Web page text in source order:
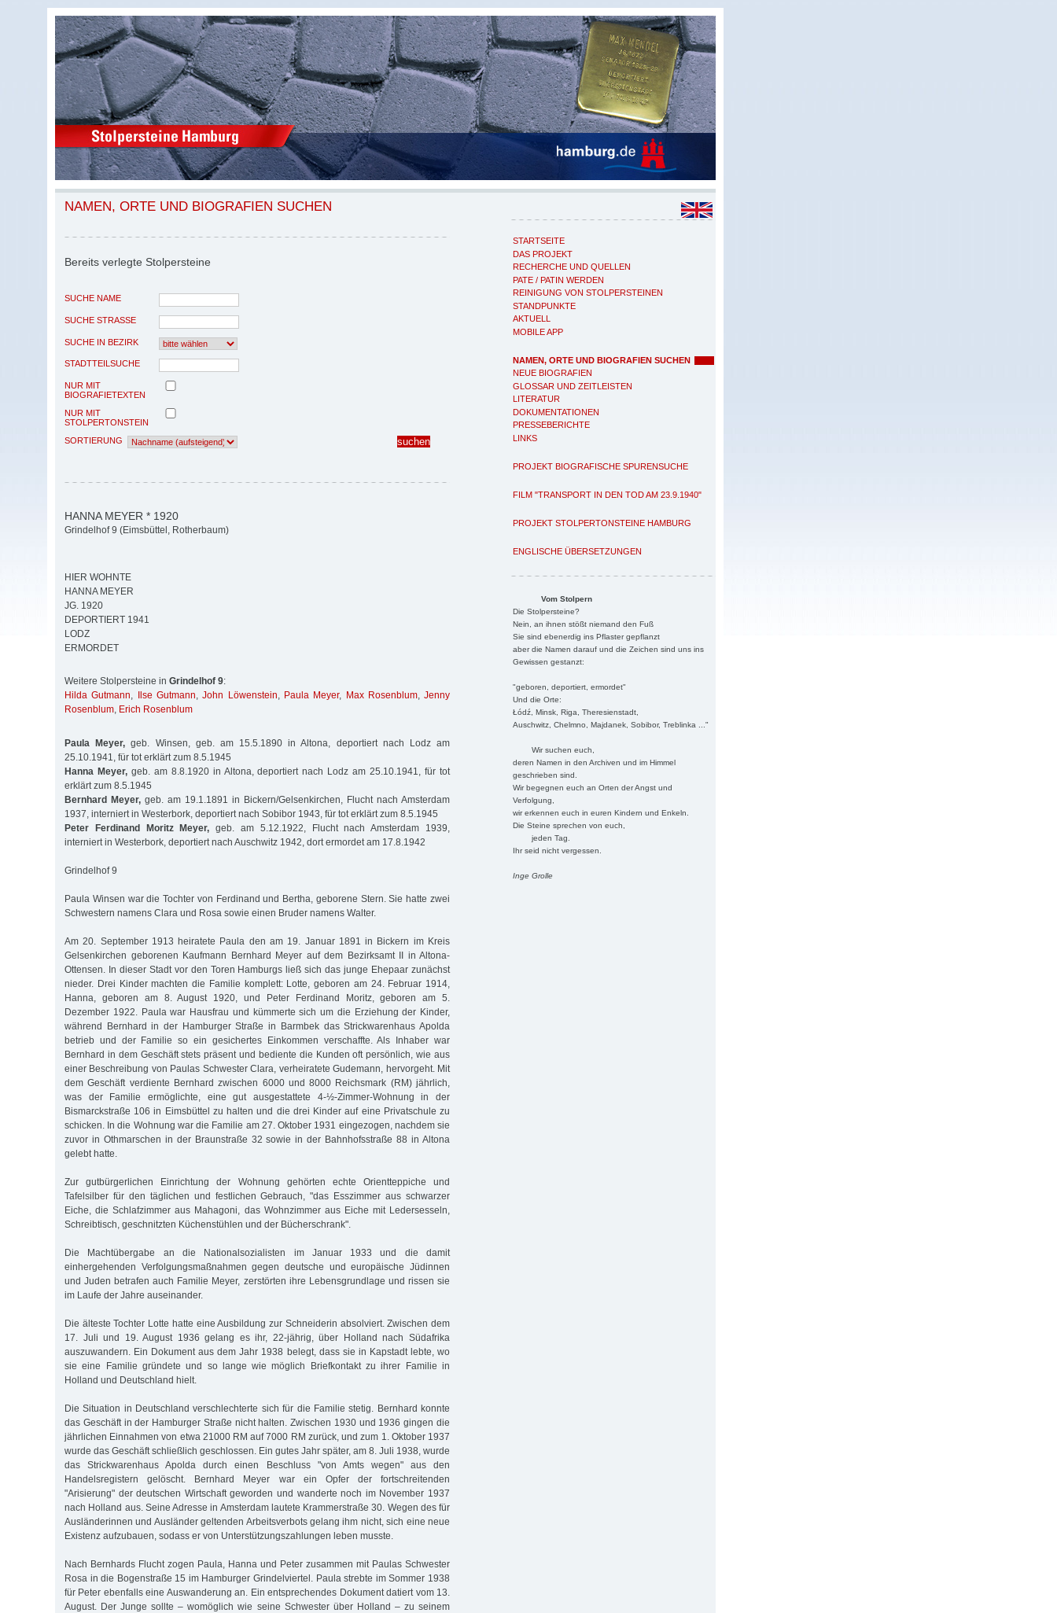
STARTSEITE
DAS PROJEKT
RECHERCHE UND QUELLEN
PATE / PATIN WERDEN
REINIGUNG VON STOLPERSTEINEN
STANDPUNKTE
AKTUELL
MOBILE APP
NAMEN, ORTE UND BIOGRAFIEN SUCHEN
NEUE BIOGRAFIEN
GLOSSAR UND ZEITLEISTEN
LITERATUR
DOKUMENTATIONEN
PRESSEBERICHTE
LINKS
PROJEKT BIOGRAFISCHE SPURENSUCHE
FILM "TRANSPORT IN DEN TOD AM 23.9.1940"
PROJEKT STOLPERTONSTEINE HAMBURG
ENGLISCHE ÜBERSETZUNGEN
Vom Stolpern
Die Stolpersteine?
Nein, an ihnen stößt niemand den Fuß
Sie sind ebenerdig ins Pflaster gepflanzt
aber die Namen darauf und die Zeichen sind uns ins
Gewissen gestanzt:
"geboren, deportiert, ermordet"
Und die Orte:
Łódź, Minsk, Riga, Theresienstadt,
Auschwitz, Chelmno, Majdanek, Sobibor, Treblinka ..."
Wir suchen euch,
deren Namen in den Archiven und im Himmel
geschrieben sind.
Wir begegnen euch an Orten der Angst und
Verfolgung,
wir erkennen euch in euren Kindern und Enkeln.
Die Steine sprechen von euch,
jeden Tag.
Ihr seid nicht vergessen.
Inge Grolle
NAMEN, ORTE UND BIOGRAFIEN SUCHEN
Bereits verlegte Stolpersteine
SUCHE NAME
SUCHE STRASSE
SUCHE IN BEZIRK
STADTTEILSUCHE
NUR MIT
BIOGRAFIETEXTEN
NUR MIT
STOLPERTONSTEIN
SORTIERUNG
HANNA MEYER * 1920
Grindelhof 9 (Eimsbüttel, Rotherbaum)
HIER WOHNTE
HANNA MEYER
JG. 1920
DEPORTIERT 1941
LODZ
ERMORDET
Weitere Stolpersteine in Grindelhof 9:
Hilda Gutmann, Ilse Gutmann,John Löwenstein, Paula Meyer, Max Rosenblum,Jenny
Rosenblum, Erich Rosenblum
Paula Meyer, geb. Winsen, geb. am 15.5.1890 in Altona, deportiert nach Lodz am
25.10.1941, für tot erklärt zum 8.5.1945
Hanna Meyer,geb. am 8.8.1920 in Altona, deportiert nach Lodz am 25.10.1941, für tot
erklärt zum 8.5.1945
Bernhard Meyer, geb. am 19.1.1891 in Bickern/Gelsenkirchen, Flucht nach Amsterdam
1937, interniert in Westerbork, deportiert nach Sobibor 1943, für tot erklärt zum 8.5.1945
Peter Ferdinand Moritz Meyer, geb. am 5.12.1922, Flucht nach Amsterdam 1939,
interniert in Westerbork, deportiert nach Auschwitz 1942, dort ermordet am 17.8.1942
Grindelhof 9
Paula Winsen war die Tochter von Ferdinand und Bertha, geborene Stern. Sie hatte zwei
Schwestern namens Clara und Rosa sowie einen Bruder namens Walter.
Am 20. September 1913 heiratete Paula den am 19. Januar 1891 in Bickern im Kreis
Gelsenkirchen geborenen Kaufmann Bernhard Meyer auf dem Bezirksamt II in Altona-
Ottensen. In dieser Stadt vor den Toren Hamburgs ließ sich das junge Ehepaar zunächst
nieder. Drei Kinder machten die Familie komplett: Lotte, geboren am 24. Februar 1914,
Hanna, geboren am 8. August 1920, und Peter Ferdinand Moritz, geboren am 5.
Dezember 1922. Paula war Hausfrau und kümmerte sich um die Erziehung der Kinder,
während Bernhard in der Hamburger Straße in Barmbek das Strickwarenhaus Apolda
betrieb und der Familie so ein gesichertes Einkommen verschaffte. Als Inhaber war
Bernhard in dem Geschäft stets präsent und bediente die Kunden oft persönlich, wie aus
einer Beschreibung von Paulas Schwester Clara, verheiratete Gudemann, hervorgeht. Mit
dem Geschäft verdiente Bernhard zwischen 6000 und 8000 Reichsmark (RM) jährlich,
was der Familie ermöglichte, eine gut ausgestattete 4-½-Zimmer-Wohnung in der
Bismarckstraße 106 in Eimsbüttel zu halten und die drei Kinder auf eine Privatschule zu
schicken. In die Wohnung war die Familie am 27. Oktober 1931 eingezogen, nachdem sie
zuvor in Othmarschen in der Braunstraße 32 sowie in der Bahnhofsstraße 88 in Altona
gelebt hatte.
Zur gutbürgerlichen Einrichtung der Wohnung gehörten echte Orientteppiche und
Tafelsilber für den täglichen und festlichen Gebrauch, "das Esszimmer aus schwarzer
Eiche, die Schlafzimmer aus Mahagoni, das Wohnzimmer aus Eiche mit Ledersesseln,
Schreibtisch, geschnitzten Küchenstühlen und der Bücherschrank".
Die Machtübergabe an die Nationalsozialisten im Januar 1933 und die damit
einhergehenden Verfolgungsmaßnahmen gegen deutsche und europäische Jüdinnen
und Juden betrafen auch Familie Meyer, zerstörten ihre Lebensgrundlage und rissen sie
im Laufe der Jahre auseinander.
Die älteste Tochter Lotte hatte eine Ausbildung zur Schneiderin absolviert. Zwischen dem
17. Juli und 19. August 1936 gelang es ihr, 22-jährig, über Holland nach Südafrika
auszuwandern. Ein Dokument aus dem Jahr 1938 belegt, dass sie in Kapstadt lebte, wo
sie eine Familie gründete und so lange wie möglich Briefkontakt zu ihrer Familie in
Holland und Deutschland hielt.
Die Situation in Deutschland verschlechterte sich für die Familie stetig. Bernhard konnte
das Geschäft in der Hamburger Straße nicht halten. Zwischen 1930 und 1936 gingen die
jährlichen Einnahmen von etwa 21000 RM auf 7000 RM zurück, und zum 1. Oktober 1937
wurde das Geschäft schließlich geschlossen. Ein gutes Jahr später, am 8. Juli 1938, wurde
das Strickwarenhaus Apolda durch einen Beschluss "von Amts wegen" aus den
Handelsregistern gelöscht. Bernhard Meyer war ein Opfer der fortschreitenden
"Arisierung" der deutschen Wirtschaft geworden und wanderte noch im November 1937
nach Holland aus. Seine Adresse in Amsterdam lautete Krammerstraße 30. Wegen des für
Ausländerinnen und Ausländer geltenden Arbeitsverbots gelang ihm nicht, sich eine neue
Existenz aufzubauen, sodass er von Unterstützungszahlungen leben musste.
Nach Bernhards Flucht zogen Paula, Hanna und Peter zusammen mit Paulas Schwester
Rosa in die Bogenstraße 15 im Hamburger Grindelviertel. Paula strebte im Sommer 1938
für Peter ebenfalls eine Auswanderung an. Ein entsprechendes Dokument datiert vom 13.
August. Der Junge sollte – womöglich wie seine Schwester über Holland – zu seinem